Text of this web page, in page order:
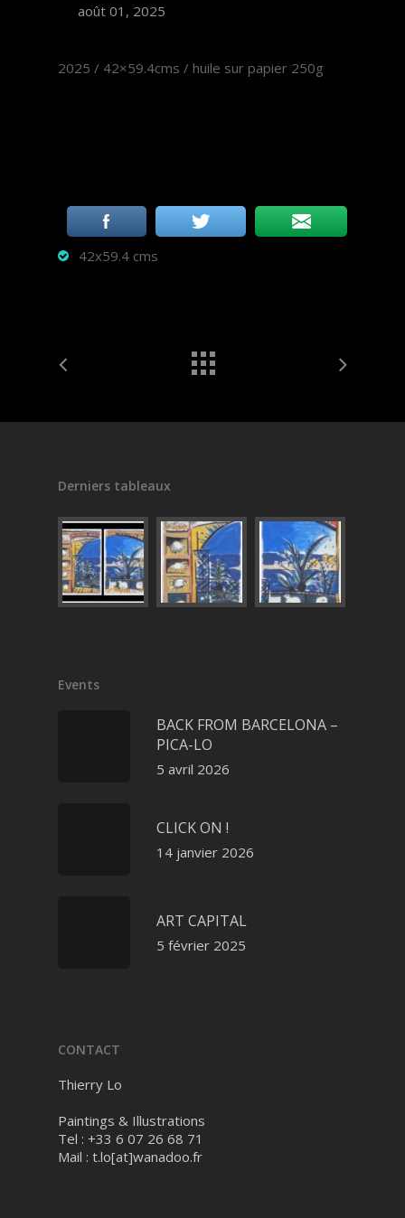
août 01, 2025
2025 / 42×59.4cms / huile sur papier 250g
42x59.4 cms
Derniers tableaux
Events
BACK FROM BARCELONA –
PICA-LO
5 avril 2026
CLICK ON !
14 janvier 2026
ART CAPITAL
5 février 2025
CONTACT
Thierry Lo
Paintings & Illustrations
Tel : +33 6 07 26 68 71
Mail : t.lo[at]wanadoo.fr